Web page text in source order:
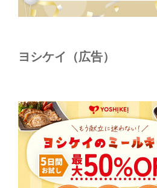
ヨシケイ（広告）